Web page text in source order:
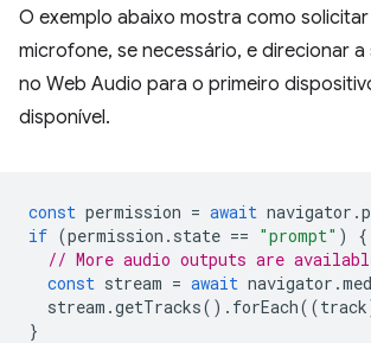
O exemplo abaixo mostra como
microfone, se necessário, e direcionar a
no Web Audio para o primeiro
disponível.
const permission = await navigator .
if (permission . state == "prompt" )
{
// More audio outputs are
const stream = await navigator .
stream .getTracks(). forEach((track
}